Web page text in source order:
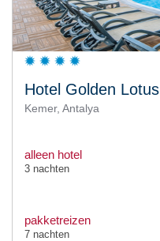
Hotel Golden Lotus
Kemer, Antalya
alleen hotel
3 nachten
pakketreizen
7 nachten